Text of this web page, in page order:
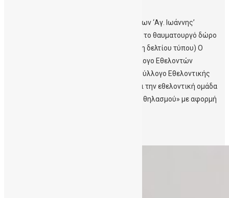
> Σύλλογος Εθελοντών Αιμοδοτών Ν.Χανίων ‘Αγ. Ιωάννης’
Εκδήλωση ενημέρωσης «Βλαστοκύτταρα: το θαυματουργό δώρο
ζωής» – Την Πέμπτη 16/11 στο ΚΑΜ (Λήψη δελτίου τύπου) Ο
Δήμος Χανίων, σε συνεργασία με τον Σύλλογο Εθελοντών
Αιμοδοτών Ν. Χανίων «Αγ. Ιωάννης», τον Σύλλογο Εθελοντικής
Προσφοράς και Στήριξης «Ορίζοντας» και την εθελοντική ομάδα
«Χανιά: φίλοι και υποστηρικτές μητρικού θηλασμού» με αφορμή